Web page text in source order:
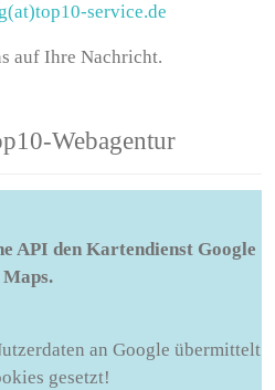
service.de
auf Ihre Nachricht.
Webagentur
API den Kartendienst Google
Maps.
an Google übermittelt
gesetzt!